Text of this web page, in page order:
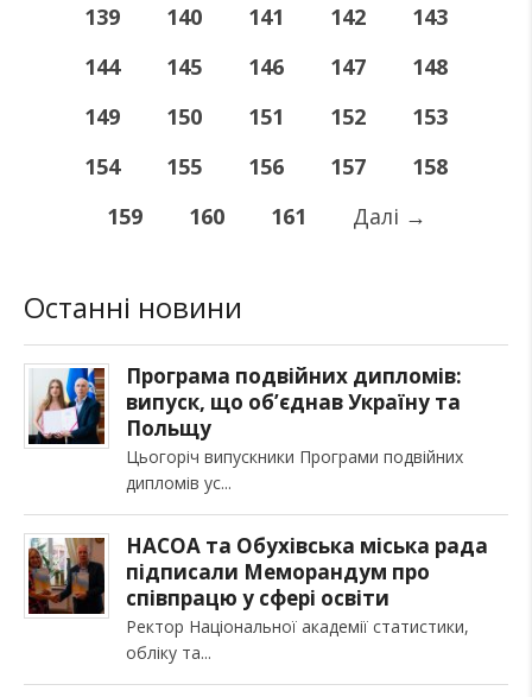
139
140 141 142
143
144
145 146 147
148
149
150 151 152
153
154
155 156 157
158
159
160 161 Далі →
Останні новини
Програма подвійних дипломів:
випуск, що об’єднав Україну та
Польщу
Цьогоріч випускники Програми подвійних
дипломів ус
НАСОА та Обухівська міська рада
підписали Меморандум про
співпрацю у сфері освіти
Ректор Національної академії статистики,
обліку та